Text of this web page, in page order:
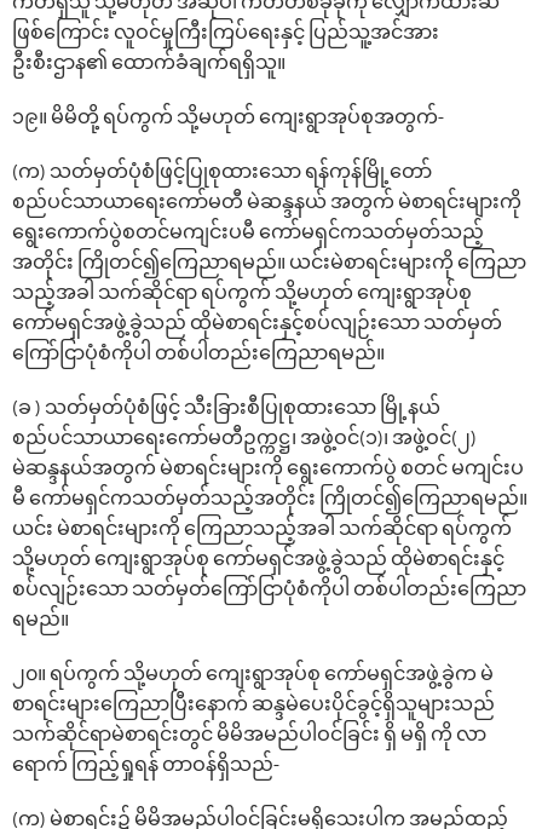
ဖြစ်ကြောင်း လူဝင်မှုကြီးကြပ်ရေးနှင့် ပြည်သူ့အင်အား
ဦးစီးဌာန၏ ထောက်ခံချက်ရရှိသူ။
၁၉။ မိမိတို့ ရပ်ကွက် သို့မဟုတ် ကျေးရွာအုပ်စုအတွက်-
(က) သတ်မှတ်ပုံစံဖြင့်ပြုစုထားသော ရန်ကုန်မြို့တော်
စည်ပင်သာယာရေးကော်မတီ မဲဆန္ဒနယ် အတွက် မဲစာရင်းများကို
ရွေးကောက်ပွဲစတင်မကျင်းပမီ ကော်မရှင်ကသတ်မှတ်သည့်
အတိုင်း ကြိုတင်၍ကြေညာရမည်။ ယင်းမဲစာရင်းများကို ကြေညာ
သည့်အခါ သက်ဆိုင်ရာ ရပ်ကွက် သို့မဟုတ် ကျေးရွာအုပ်စု
ကော်မရှင်အဖွဲ့ခွဲသည် ထိုမဲစာရင်းနှင့်စပ်လျဉ်းသော သတ်မှတ်
ကြော်ငြာပုံစံကိုပါ တစ်ပါတည်းကြေညာရမည်။
(ခ ) သတ်မှတ်ပုံစံဖြင့် သီးခြားစီပြုစုထားသော မြို့နယ်
စည်ပင်သာယာရေးကော်မတီဥက္ကဋ္ဌ၊ အဖွဲ့ဝင်(၁)၊ အဖွဲ့ဝင်(၂)
မဲဆန္ဒနယ်အတွက် မဲစာရင်းများကို ရွေးကောက်ပွဲ စတင် မကျင်းပ
မီ ကော်မရှင်ကသတ်မှတ်သည့်အတိုင်း ကြိုတင်၍ကြေညာရမည်။
ယင်း မဲစာရင်းများကို ကြေညာသည့်အခါ သက်ဆိုင်ရာ ရပ်ကွက်
သို့မဟုတ် ကျေးရွာအုပ်စု ကော်မရှင်အဖွဲ့ခွဲသည် ထိုမဲစာရင်းနှင့်
စပ်လျဉ်းသော သတ်မှတ်ကြော်ငြာပုံစံကိုပါ တစ်ပါတည်းကြေညာ
ရမည်။
၂၀။ ရပ်ကွက် သို့မဟုတ် ကျေးရွာအုပ်စု ကော်မရှင်အဖွဲ့ခွဲက မဲ
စာရင်းများကြေညာပြီးနောက် ဆန္ဒမဲပေးပိုင်ခွင့်ရှိသူများသည်
သက်ဆိုင်ရာမဲစာရင်းတွင် မိမိအမည်ပါဝင်ခြင်း ရှိ မရှိ ကို လာ
ရောက် ကြည့်ရှုရန် တာဝန်ရှိသည်-
(က) မဲစာရင်း၌ မိမိအမည်ပါဝင်ခြင်းမရှိသေးပါက အမည်ထည့်